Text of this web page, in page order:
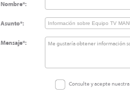
Nombre*:
Asunto*:
Mensaje*:
Consulte y acepte nuestra